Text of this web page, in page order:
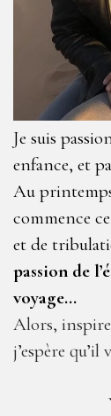
Je suis
enfance, et
Au
commence
et de
passion de
voyage…
Alors,
j’espère qu’il